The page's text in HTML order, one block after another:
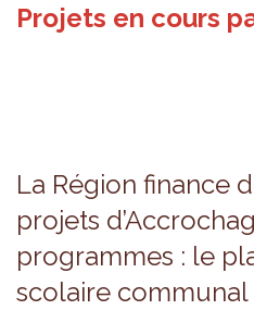
Projets en cours
La Région finance
pro­jets
pro­grammes : le
sco­laire